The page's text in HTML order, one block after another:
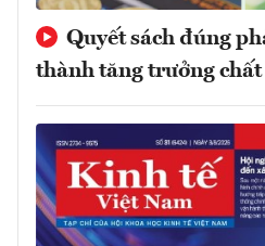
Quyết sách đúng
thành tăng trưởng chất